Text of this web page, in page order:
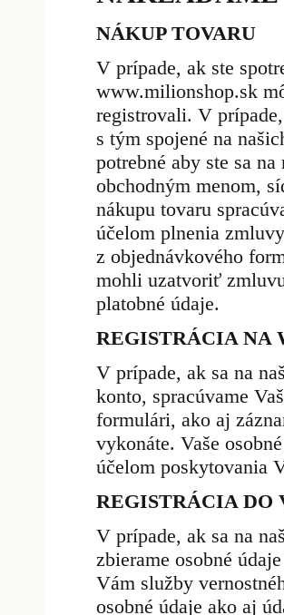
NÁKUP TOVARU
V prípade, ak ste
www.milionshop.sk
registrovali. V
s tým spojené na
potrebné aby ste sa
obchodným menom,
nákupu tovaru
účelom plnenia
z objednávkového
mohli uzatvoriť
platobné údaje.
REGISTRÁCIA NA
V prípade, ak sa na
konto, spracúvame
formulári, ako aj
vykonáte. Vaše
účelom poskytovania
REGISTRÁCIA DO
V prípade, ak sa na
zbierame osobné
Vám služby
osobné údaje ako aj